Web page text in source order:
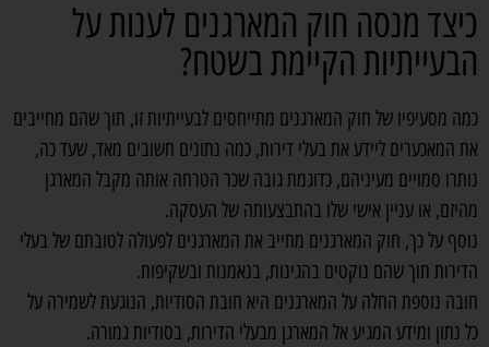
כיצד מנסה חוק המארגנים לענות על
הבעייתיות הקיימת בשטח?
כמה מסעיפיו של חוק המארגנים מתייחסים לבעייתיות זו, תוך שהם מחייבים
את המאכערים ליידע את בעלי דירות, כמה נתונים חשובים מאד, שעד כה,
נותרו סמויים מעיניהם, כדוגמת גובה שכר הטרחה אותה מקבל המארגן
מהיזם, או עניין אישי שלו בהתבצעותה של העסקה.
נוסף על כך, חוק המארגנים מחייב את המארגנים לפעולה לטובתם של בעלי
הדירות תוך שהם נוקטים בהגינות, בנאמנות ובשקיפות.
חובה נוספת החלה על המארגנים היא חובת הסודיות, הנוגעת לשמירה על
כל נתון ומידע המגיע אל המארגן מבעלי הדירות, בסודיות גמורה.